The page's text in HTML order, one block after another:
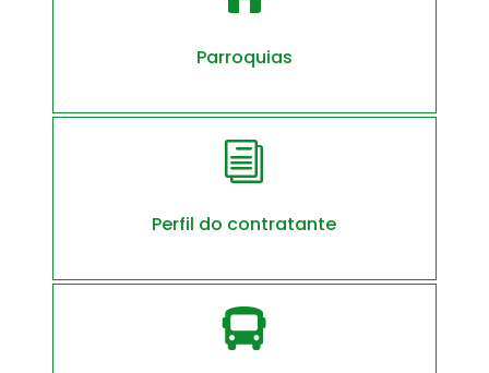
Parroquias
i
Perfil do contratante
